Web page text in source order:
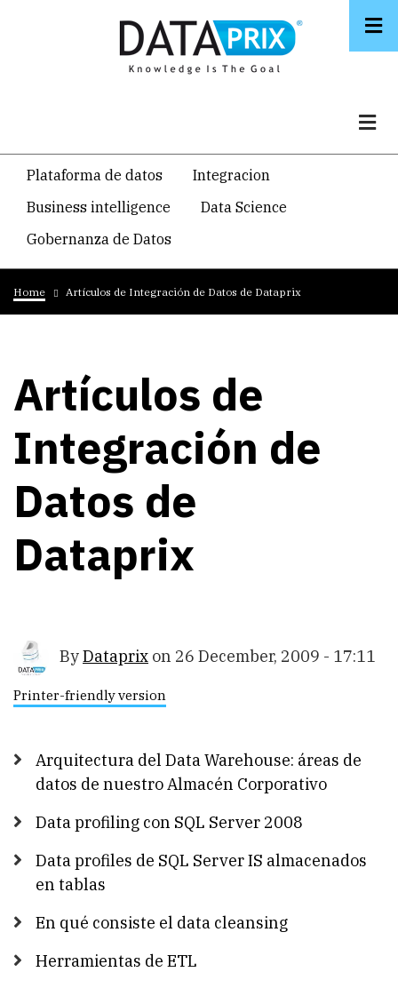
Navegacion
temática
principal
Plataforma de datos
Integracion
Business intelligence
Data Science
Gobernanza de Datos
Breadcrumb
Home Artículos de Integración de Datos de Dataprix
Artículos de
Integración de
Datos de
Dataprix
ByDataprix on 26 December, 2009 - 17:11
Printer-friendly version
Arquitectura del Data Warehouse: áreas de
datos de nuestro Almacén Corporativo
Data profiling con SQL Server 2008
Data profiles de SQL Server IS almacenados
en tablas
En qué consiste el data cleansing
Herramientas de ETL